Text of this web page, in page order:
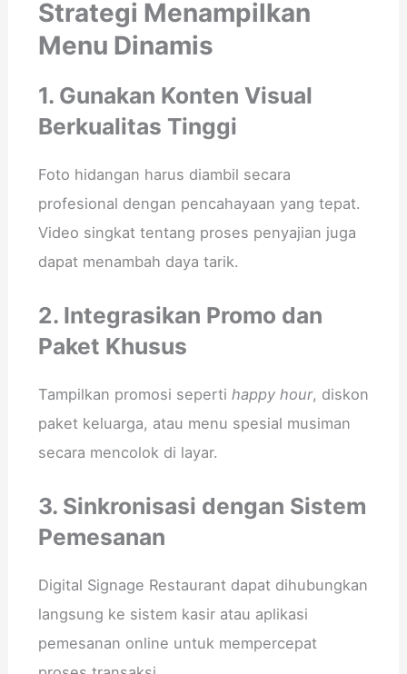
Strategi Menampilkan
Menu Dinamis
1. Gunakan Konten Visual
Berkualitas Tinggi
Foto hidangan harus diambil secara
profesional dengan pencahayaan yang tepat.
Video singkat tentang proses penyajian juga
dapat menambah daya tarik.
2. Integrasikan Promo dan
Paket Khusus
Tampilkan promosi seperti happy hour, diskon
paket keluarga, atau menu spesial musiman
secara mencolok di layar.
3. Sinkronisasi dengan Sistem
Pemesanan
Digital Signage Restaurant dapat dihubungkan
langsung ke sistem kasir atau aplikasi
pemesanan online untuk mempercepat